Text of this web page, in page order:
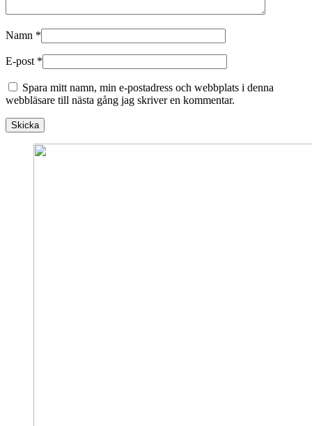
Namn *
E-post *
Spara mitt namn, min e-postadress och webbplats i denna
webbläsare till nästa gång jag skriver en kommentar.